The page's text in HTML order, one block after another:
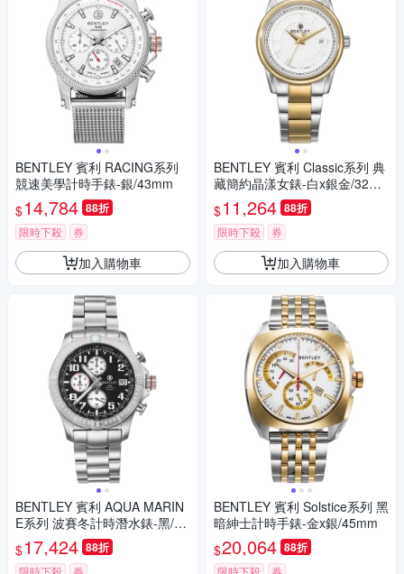
BENTLEY 賓利 RACING系列
競速美學計時手錶-銀/43mm
$14,784 88折
限時下殺 券
加入購物車
BENTLEY 賓利 AQUA MARIN
E系列 波賽冬計時潛水錶-黑/43
mm
$17,424 88折
BENTLEY 賓利 Classic系列 典
藏簡約晶漾女錶-白x銀金/32m
m
$11,264 88折
限時下殺 券
加入購物車
BENTLEY 賓利 Solstice系列 黑
暗紳士計時手錶-金x銀/45mm
$20,064 88折